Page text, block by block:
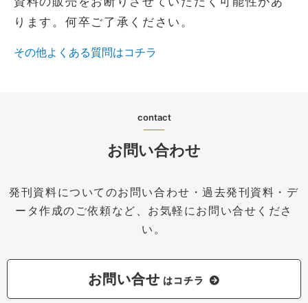
ります。何卒ご了承ください。
その他よくある質問はコチラ
contact
お問い合わせ
発刊資料についてのお問い合わせ・過去発刊資料・デ
ータ作成のご依頼など、お気軽にお問い合せくださ
い。
お問い合せ はコチラ